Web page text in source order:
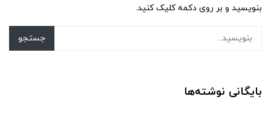
بنویسید و بر روی دکمه کلیک کنید.
جستجو
بایگانی نوشته‌ها